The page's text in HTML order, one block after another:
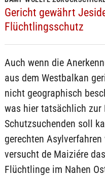
Gericht gewährt
Flüchtlingsschutz
Auch wenn die
aus dem Westbalkan
nicht geographisch
was hier tatsächlich zur
Schutzsuchenden soll
gerechten
versucht de Maiziére
Flüchtlinge im Nahen